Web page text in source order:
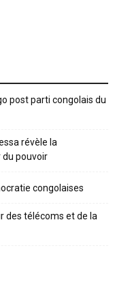
post parti congolais du
révèle la
pouvoir
congolaises
des télécoms et de la